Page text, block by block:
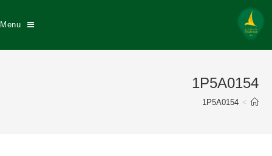
Menu
1P5A0154
>
1P5A0154